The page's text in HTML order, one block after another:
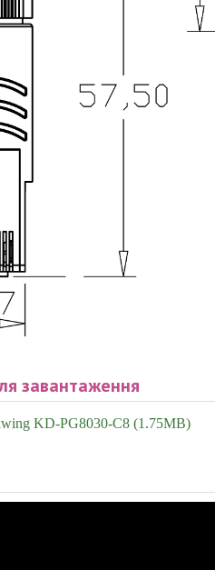
завантаження
KD-PG8030-C8 (1.75MB)